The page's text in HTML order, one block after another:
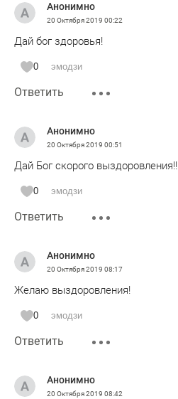
Анонимно
20 Октября 2019 00:22
Дай бог здоровья!
0 эмодзи
Ответить
Анонимно
20 Октября 2019 00:51
Дай Бог скорого выздоровления!!
0 эмодзи
Ответить
Анонимно
20 Октября 2019 08:17
Желаю выздоровления!
0 эмодзи
Ответить
Анонимно
20 Октября 2019 08:42